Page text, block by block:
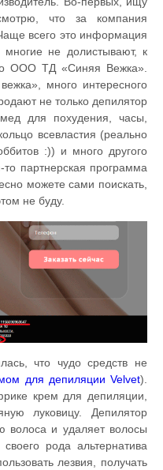
что за компания
всего это информация
многие не долистывают, к
ООО ТД «Синяя Вежка».
много интересного
не только депилятор
для похудения, часы,
всевластия (реально
:)) и много другого
партнерская программа
можете сами поискать,
не буду.
что чудо средств не
для депиляции Velvet).
крем для депиляции,
луковицу. Депилятор
волоса и удаляет волосы
рода альтернатива
лезвия, получать